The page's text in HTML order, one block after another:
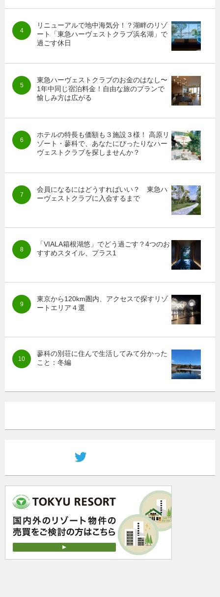
リニューアルで地中海気分！？湖畔のリゾ
ート「東急ハーヴェストクラブ浜名湖」で
過ごす休日
東急ハーヴェストクラブのお金のはなし〜
1年中同じ宿泊料金！自由な旅のプランで
愉しみ方は広がる
ホテルの特長も価額も３施設３様！ 高原リ
ゾート・蓼科で、あなたにぴったりなハー
ヴェストクラブを探しませんか？
会員になるにはどうすればいい？ 東急ハ
ーヴェストクラブに入会するまで
「VIALA箱根湖悠」でどう過ごす？4つのお
すすめスタイル、プラス1
東京から120km圏内、アクセスで探すリゾ
ートエリア４選
蓼科の別荘に住んで生活してみて分かった
こと：冬編